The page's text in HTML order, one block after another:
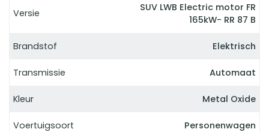
Versie
SUV LWB Electric motor FR
165kW- RR 87 B
Brandstof Elektrisch
Transmissie Automaat
Kleur Metal Oxide
Voertuigsoort Personenwagen